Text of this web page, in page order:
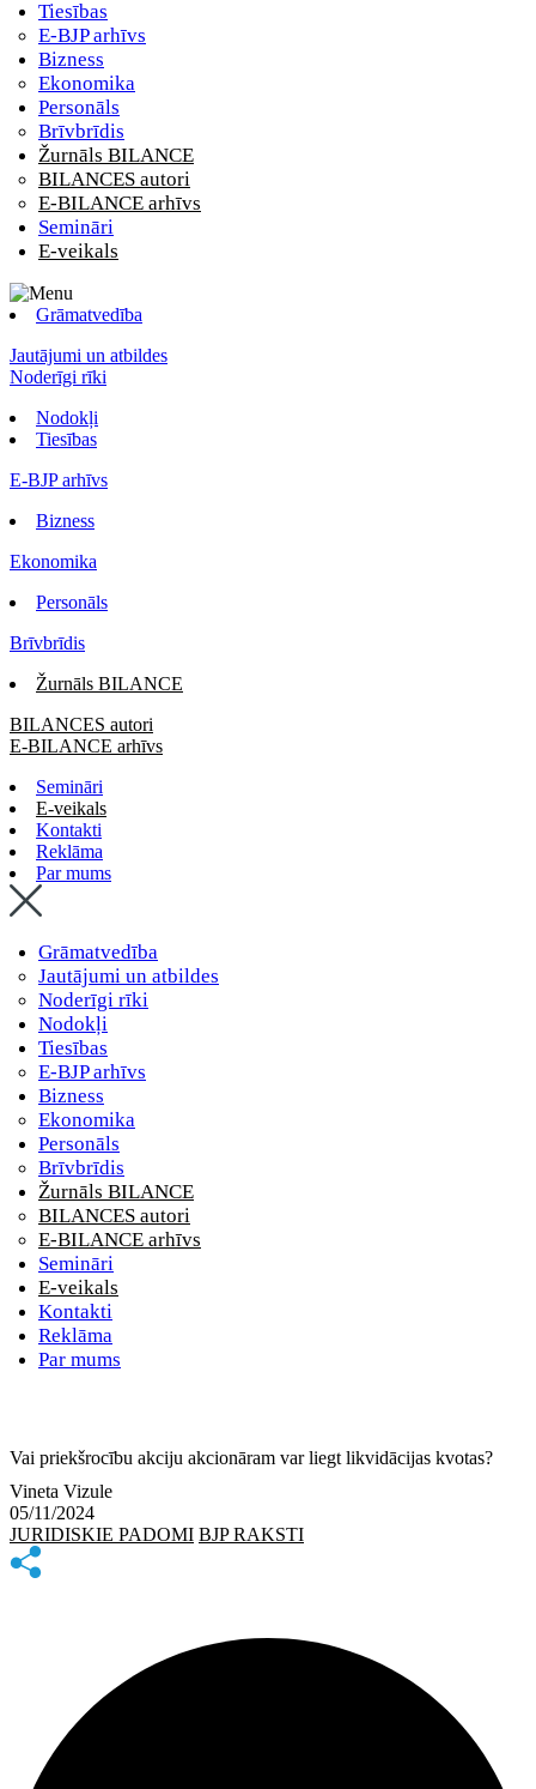
Tiesības
E-BJP arhīvs
Bizness
Ekonomika
Personāls
Brīvbrīdis
Žurnāls BILANCE
BILANCES autori
E-BILANCE arhīvs
Semināri
E-veikals
Grāmatvedība
Jautājumi un atbildes
Noderīgi rīki
Nodokļi
Tiesības
E-BJP arhīvs
Bizness
Ekonomika
Personāls
Brīvbrīdis
Žurnāls BILANCE
BILANCES autori
E-BILANCE arhīvs
Semināri
E-veikals
Kontakti
Reklāma
Par mums
Grāmatvedība
Jautājumi un atbildes
Noderīgi rīki
Nodokļi
Tiesības
E-BJP arhīvs
Bizness
Ekonomika
Personāls
Brīvbrīdis
Žurnāls BILANCE
BILANCES autori
E-BILANCE arhīvs
Semināri
E-veikals
Kontakti
Reklāma
Par mums
Vai priekšrocību akciju akcionāram var liegt likvidācijas kvotas?
Vineta Vizule
05/11/2024
JURIDISKIE PADOMI BJP RAKSTI